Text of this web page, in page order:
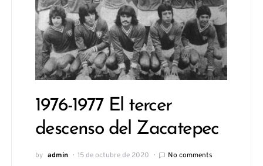
1976-1977 El tercer
descenso del Zacatepec
by admin 15 de octubre de 2020 No comments